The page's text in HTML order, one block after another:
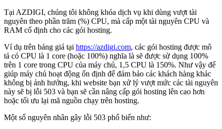
Tại AZDIGI, chúng tôi không khóa dịch vụ khi dùng vượt tài
nguyên theo phần trăm (%) CPU, mà cấp một tài nguyên CPU và
RAM cố định cho các gói hosting.
Ví dụ trên bảng giá tại https://azdigi.com, các gói hosting được mô
tả có CPU là 1 core (hoặc 100%) nghĩa là sẽ được sử dụng 100%
trên 1 core trong CPU của máy chủ, 1,5 CPU là 150%. Như vậy để
giúp máy chủ hoạt động ổn định để đảm bảo các khách hàng khác
không bị ảnh hưởng, khi website bạn xử lý vượt mức các tài nguyên
này sẽ bị lỗi 503 và bạn sẽ cần nâng cấp gói hosting lên cao hơn
hoặc tối ưu lại mã nguồn chạy trên hosting.
Một số nguyên nhân gây lỗi 503 phổ biến như: